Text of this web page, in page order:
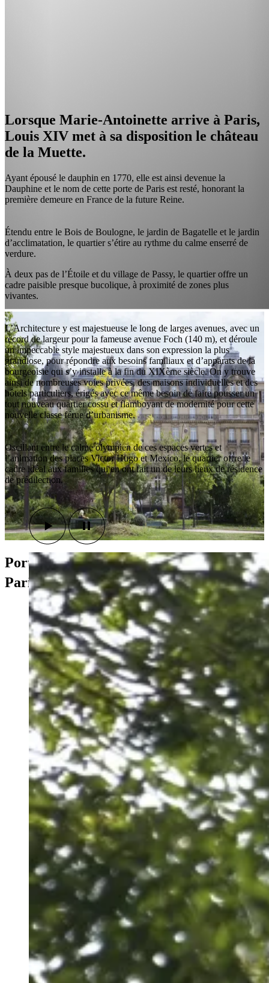
Porte Dauphine
Paris 16e
Lorsque Marie-Antoinette arrive à Paris,
Louis XIV met à sa disposition le château
de la Muette.
Ayant épousé le dauphin en 1770, elle est ainsi devenue la
Dauphine et le nom de cette porte de Paris est resté, honorant la
première demeure en France de la future Reine.
Étendu entre le Bois de Boulogne, le jardin de Bagatelle et le jardin
d’acclimatation, le quartier s’étire au rythme du calme enserré de
verdure.
À deux pas de l’Étoile et du village de Passy, le quartier offre un
cadre paisible presque bucolique, à proximité de zones plus
vivantes.
L’Architecture y est majestueuse le long de larges avenues, avec un
record de largeur pour la fameuse avenue Foch (140 m), et déroule
un impeccable style majestueux dans son expression la plus
grandiose, pour répondre aux besoins familiaux et d’apparats de la
bourgeoisie qui s’y installe à la fin du XIXème siècle. On y trouve
ainsi de nombreuses voies privées, des maisons individuelles et des
hôtels particuliers, érigés avec ce même besoin de faire pousser un
tout nouveau quartier cossu et flamboyant de modernité pour cette
nouvelle classe férue d’urbanisme.
Oscillant entre le calme olympien de ces espaces vertes et
l’animation des places Victor Hugo et Mexico, le quartier offre le
cadre idéal aux familles qui en ont fait un de leurs lieux de résidence
de prédilection.